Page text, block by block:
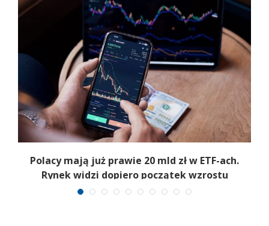
Polacy mają już prawie 20 mld zł w ETF-ach.
Rynek widzi dopiero początek wzrostu